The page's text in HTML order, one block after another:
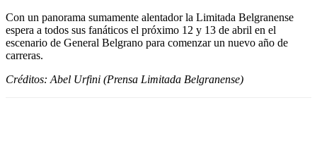
Con un panorama sumamente alentador la Limitada Belgranense
espera a todos sus fanáticos el próximo 12 y 13 de abril en el
escenario de General Belgrano para comenzar un nuevo año de
carreras.
Créditos: Abel Urfini (Prensa Limitada Belgranense)